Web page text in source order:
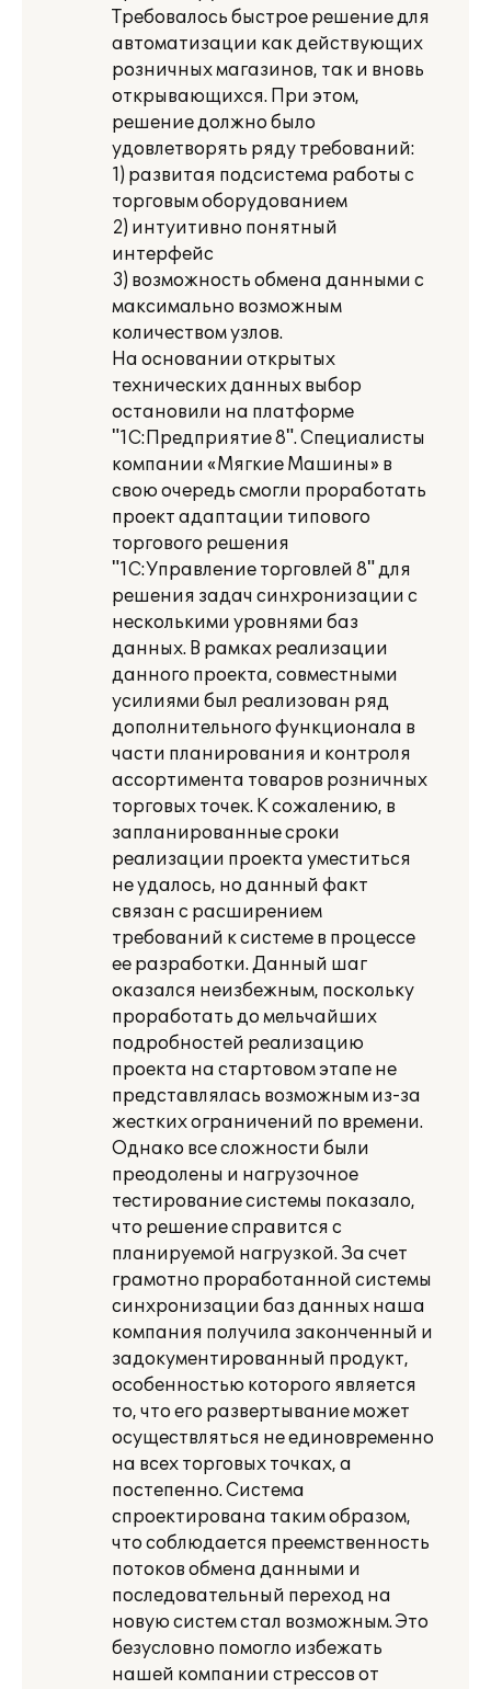
Требовалось быстрое решение для
автоматизации как действующих
розничных магазинов, так и вновь
открывающихся. При этом,
решение должно было
удовлетворять ряду требований:
1) развитая подсистема работы с
торговым оборудованием
2) интуитивно понятный
интерфейс
3) возможность обмена данными с
максимально возможным
количеством узлов.
На основании открытых
технических данных выбор
остановили на платформе
"1С:Предприятие 8". Специалисты
компании «Мягкие Машины» в
свою очередь смогли проработать
проект адаптации типового
торгового решения
"1С:Управление торговлей 8" для
решения задач синхронизации с
несколькими уровнями баз
данных. В рамках реализации
данного проекта, совместными
усилиями был реализован ряд
дополнительного функционала в
части планирования и контроля
ассортимента товаров розничных
торговых точек. К сожалению, в
запланированные сроки
реализации проекта уместиться
не удалось, но данный факт
связан с расширением
требований к системе в процессе
ее разработки. Данный шаг
оказался неизбежным, поскольку
проработать до мельчайших
подробностей реализацию
проекта на стартовом этапе не
представлялась возможным из-за
жестких ограничений по времени.
Однако все сложности были
преодолены и нагрузочное
тестирование системы показало,
что решение справится с
планируемой нагрузкой. За счет
грамотно проработанной системы
синхронизации баз данных наша
компания получила законченный и
задокументированный продукт,
особенностью которого является
то, что его развертывание может
осуществляться не единовременно
на всех торговых точках, а
постепенно. Система
спроектирована таким образом,
что соблюдается преемственность
потоков обмена данными и
последовательный переход на
новую систем стал возможным. Это
безусловно помогло избежать
нашей компании стрессов от